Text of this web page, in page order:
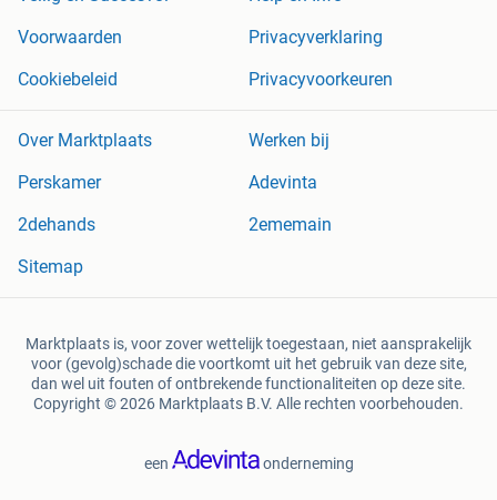
Voorwaarden
Privacyverklaring
Cookiebeleid
Privacyvoorkeuren
Over Marktplaats
Werken bij
Perskamer
Adevinta
2dehands
2ememain
Sitemap
Marktplaats is, voor zover wettelijk toegestaan, niet aansprakelijk
voor (gevolg)schade die voortkomt uit het gebruik van deze site,
dan wel uit fouten of ontbrekende functionaliteiten op deze site.
Copyright © 2026 Marktplaats B.V. Alle rechten voorbehouden.
een onderneming